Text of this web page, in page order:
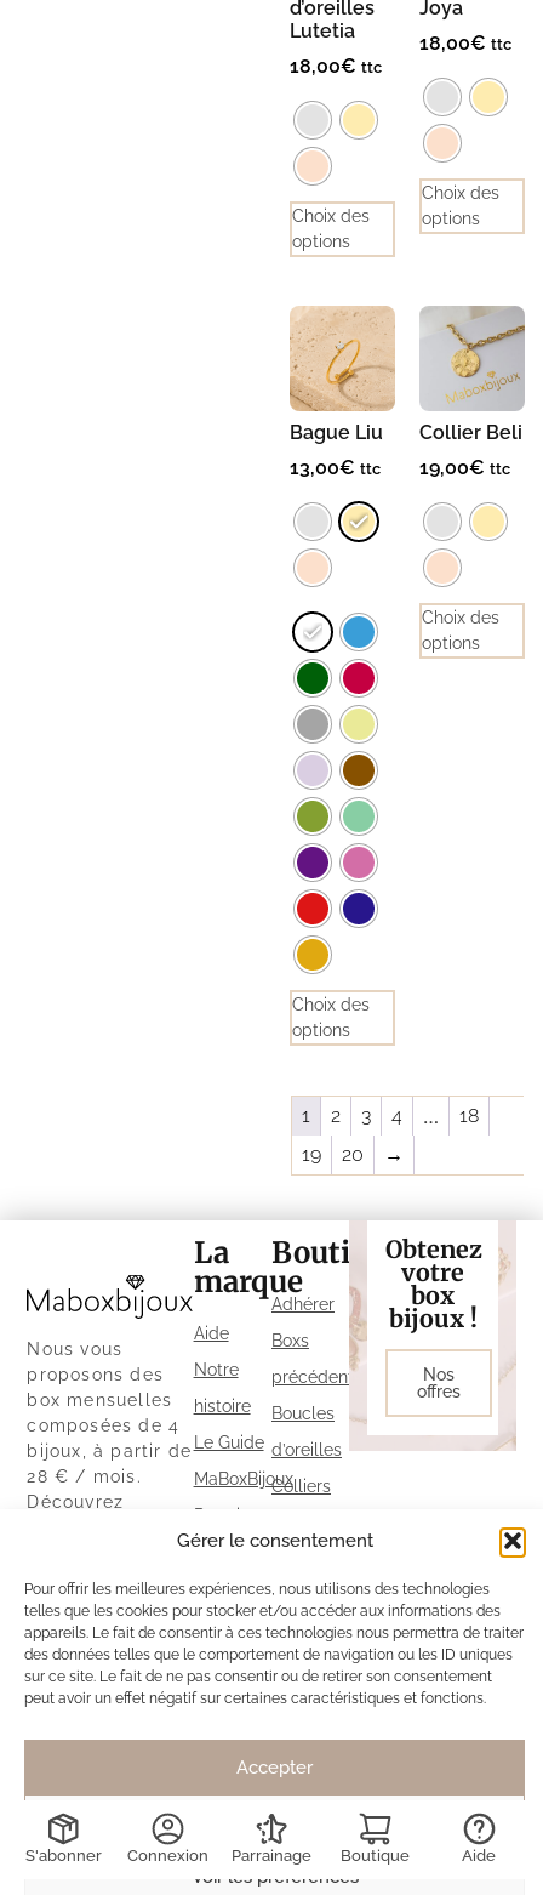
Gérer le consentement
Pour offrir les meilleures expériences, nous utilisons des technologies
telles que les cookies pour stocker et/ou accéder aux informations des
appareils. Le fait de consentir à ces technologies nous permettra de traiter
des données telles que le comportement de navigation ou les ID uniques
sur ce site. Le fait de ne pas consentir ou de retirer son consentement
peut avoir un effet négatif sur certaines caractéristiques et fonctions.
Accepter
Refuser
Voir les préférences
d’oreilles
Lutetia
18,00€ ttc
Choix des
options
Joya
18,00€ ttc
Choix des
options
Bague Liu
13,00€ ttc
Choix des
options
Collier Beli
19,00€ ttc
Choix des
options
1 2 3 4 …
18
19
20 →
Nous vous
proposons des
box mensuelles
composées de 4
bijoux, à partir de
28 € / mois.
Découvrez
que nos autres
exclusivités sur
notre site.
La
marque
Aide
Notre
histoire
Le Guide
MaBoxBijoux
Parrainage
Politique
de
cookies
Politique
de
Boutique
Adhérer
Boxs
précédentes
Boucles
d’oreilles
Colliers
Obtenez
votre
box
bijoux !
Nos
offres
Mentions légales
S'abonner Connexion Parrainage Boutique Aide